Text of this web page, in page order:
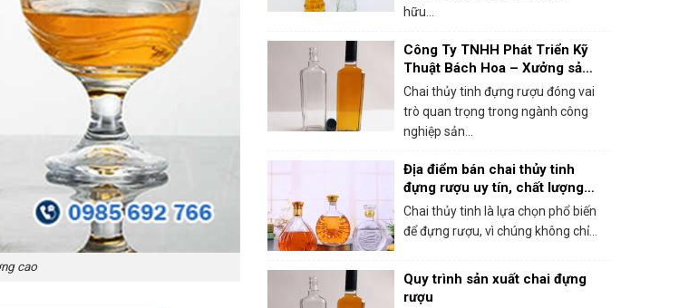
cao
hữu...
Công Ty TNHH Phát Triển Kỹ
Thuật Bách Hoa – Xưởng sản
xuất chai thủy tinh đựng rượu
chất lượng
Chai thủy tinh đựng rượu đóng vai
trò quan trọng trong ngành công
nghiệp sản...
Địa điểm bán chai thủy tinh
đựng rượu uy tín, chất lượng
tại Hà Nội
Chai thủy tinh là lựa chọn phổ biến
để đựng rượu, vì chúng không chỉ...
Quy trình sản xuất chai đựng
rượu